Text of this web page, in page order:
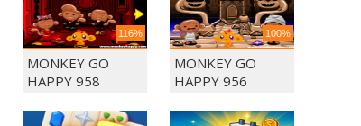
116%
MONKEY GO
HAPPY 958
100%
MONKEY GO
HAPPY 956